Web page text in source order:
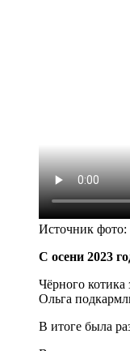
Источник фото:
С осени 2023
Чёрного
Ольга
В итоге была